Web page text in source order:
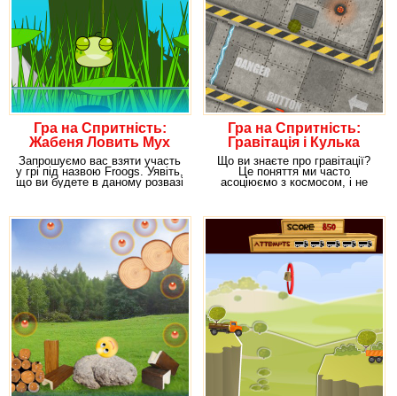
Гра на Спритність:
Жабеня Ловить Мух
Запрошуємо вас взяти участь
у грі під назвою Froogs. Уявіть,
що ви будете в даному розвазі
Гра на Спритність:
Гравітація і Кулька
Що ви знаєте про гравітації?
Це поняття ми часто
асоціюємо з космосом, і не